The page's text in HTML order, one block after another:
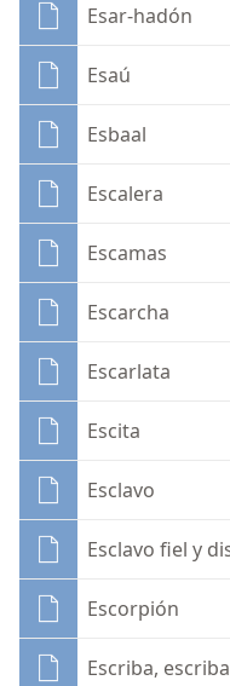
Esar-hadón
Esaú
Esbaal
Escalera
Escamas
Escarcha
Escarlata
Escita
Esclavo
Esclavo fiel y
Escorpión
Escriba,